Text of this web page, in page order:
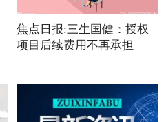
焦点日报:三生国健：授权
项目后续费用不再承担